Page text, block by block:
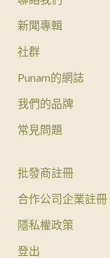
新聞專輯
社群
Punam的網誌
我們的品牌
常見問題
批發商註冊
合作公司企業註冊
隱私權政策
登出